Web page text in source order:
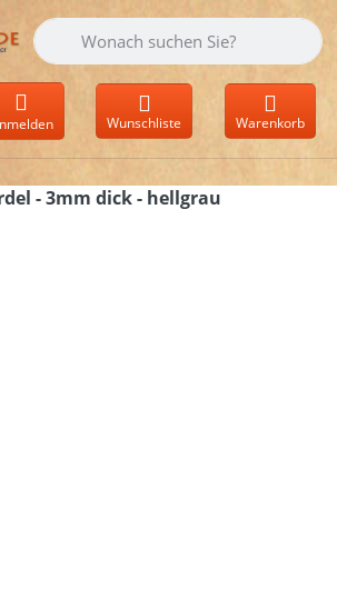
Geben Sie einen Suchbegriff ein.
Wunschliste Warenkorb
- 3mm dick - hellgrau